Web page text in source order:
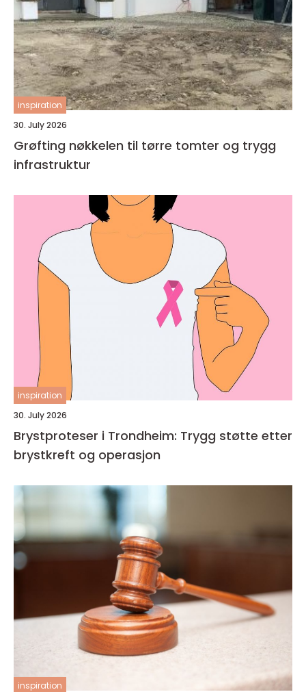
inspiration
30. July 2026
Grøfting nøkkelen til tørre tomter og trygg
infrastruktur
inspiration
30. July 2026
Brystproteser i Trondheim: Trygg støtte etter
brystkreft og operasjon
inspiration